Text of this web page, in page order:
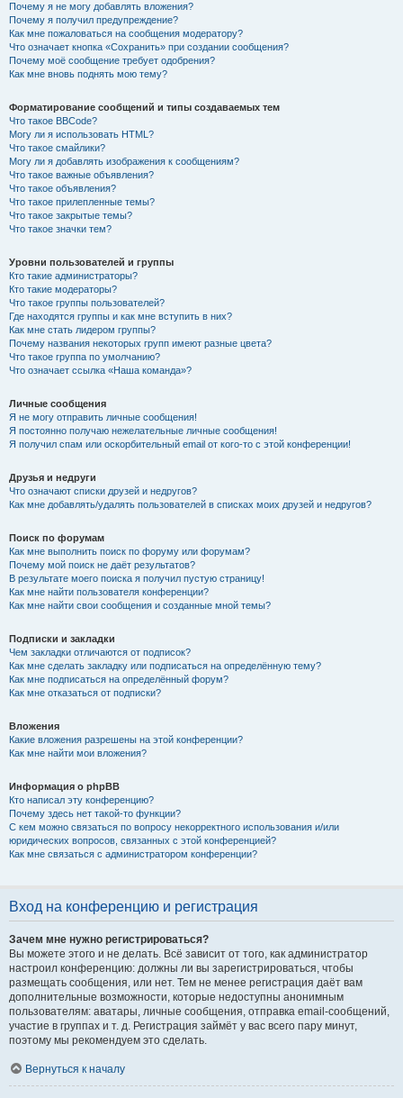
Почему я не могу добавлять вложения?
Почему я получил предупреждение?
Как мне пожаловаться на сообщения модератору?
Что означает кнопка «Сохранить» при создании сообщения?
Почему моё сообщение требует одобрения?
Как мне вновь поднять мою тему?
Форматирование сообщений и типы создаваемых тем
Что такое BBCode?
Могу ли я использовать HTML?
Что такое смайлики?
Могу ли я добавлять изображения к сообщениям?
Что такое важные объявления?
Что такое объявления?
Что такое прилепленные темы?
Что такое закрытые темы?
Что такое значки тем?
Уровни пользователей и группы
Кто такие администраторы?
Кто такие модераторы?
Что такое группы пользователей?
Где находятся группы и как мне вступить в них?
Как мне стать лидером группы?
Почему названия некоторых групп имеют разные цвета?
Что такое группа по умолчанию?
Что означает ссылка «Наша команда»?
Личные сообщения
Я не могу отправить личные сообщения!
Я постоянно получаю нежелательные личные сообщения!
Я получил спам или оскорбительный email от кого-то с этой конференции!
Друзья и недруги
Что означают списки друзей и недругов?
Как мне добавлять/удалять пользователей в списках моих друзей и недругов?
Поиск по форумам
Как мне выполнить поиск по форуму или форумам?
Почему мой поиск не даёт результатов?
В результате моего поиска я получил пустую страницу!
Как мне найти пользователя конференции?
Как мне найти свои сообщения и созданные мной темы?
Подписки и закладки
Чем закладки отличаются от подписок?
Как мне сделать закладку или подписаться на определённую тему?
Как мне подписаться на определённый форум?
Как мне отказаться от подписки?
Вложения
Какие вложения разрешены на этой конференции?
Как мне найти мои вложения?
Информация о phpBB
Кто написал эту конференцию?
Почему здесь нет такой-то функции?
С кем можно связаться по вопросу некорректного использования и/или
юридических вопросов, связанных с этой конференцией?
Как мне связаться с администратором конференции?
Вход на конференцию и регистрация
Зачем мне нужно регистрироваться?
Вы можете этого и не делать. Всё зависит от того, как администратор
настроил конференцию: должны ли вы зарегистрироваться, чтобы
размещать сообщения, или нет. Тем не менее регистрация даёт вам
дополнительные возможности, которые недоступны анонимным
пользователям: аватары, личные сообщения, отправка email-сообщений,
участие в группах и т. д. Регистрация займёт у вас всего пару минут,
поэтому мы рекомендуем это сделать.
Вернуться к началу